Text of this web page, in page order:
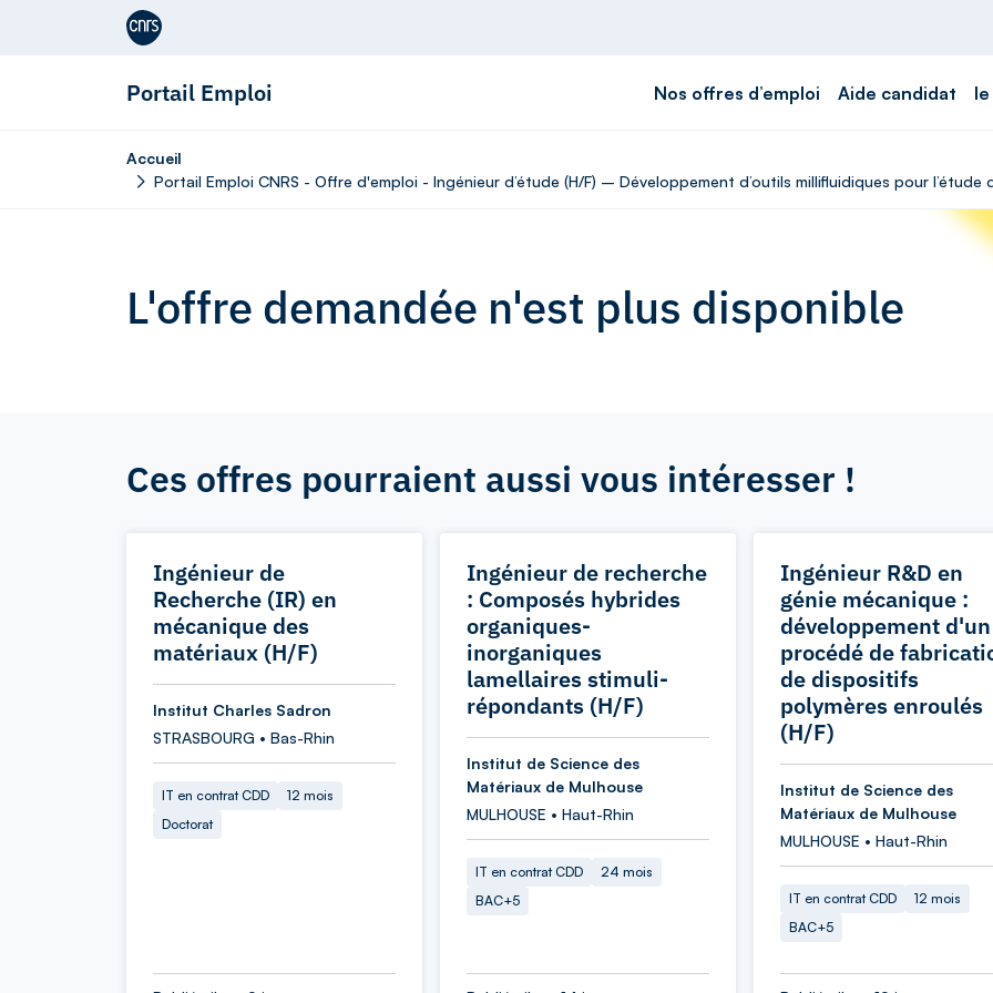
Aller au contenu
Portail Emploi Nos offres d’emploi Aide candidat
Accueil
Portail Emploi CNRS - Offre d'emploi - Ingénieur d’étude (H/F) – Développement d’outils millifluidiques pour
L'offre demandée n'est plus disponible
Ces offres pourraient aussi vous intéresser !
Ingénieur de
Recherche (IR) en
mécanique des
matériaux (H/F)
Institut Charles Sadron
STRASBOURG • Bas-Rhin
IT en contrat CDD
12 mois
Doctorat
Ingénieur de recherche
: Composés hybrides
organiques-
inorganiques
lamellaires stimuli-
répondants (H/F)
Institut de Science des
Matériaux de Mulhouse
MULHOUSE • Haut-Rhin
IT en contrat CDD
24 mois
BAC+5
Ingénieur R&D en
génie mécanique :
développement d'un
procédé de
de dispositifs
polymères enroulés
(H/F)
Institut de Science des
Matériaux de Mulhouse
MULHOUSE • Haut-Rhin
IT en contrat CDD
12 mois
BAC+5